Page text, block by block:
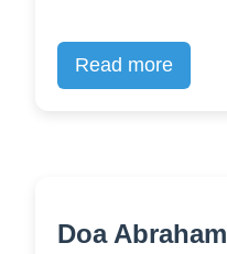
Read more
Doa Abraham